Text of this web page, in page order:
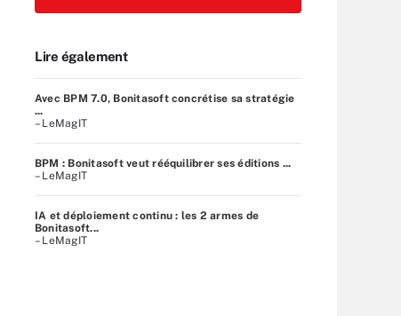
Lire également
Avec BPM 7.0, Bonitasoft concrétise sa stratégie
...
– LeMagIT
BPM : Bonitasoft veut rééquilibrer ses éditions ...
– LeMagIT
IA et déploiement continu : les 2 armes de
Bonitasoft...
– LeMagIT